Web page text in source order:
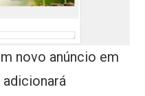
novo anúncio em
adicionará